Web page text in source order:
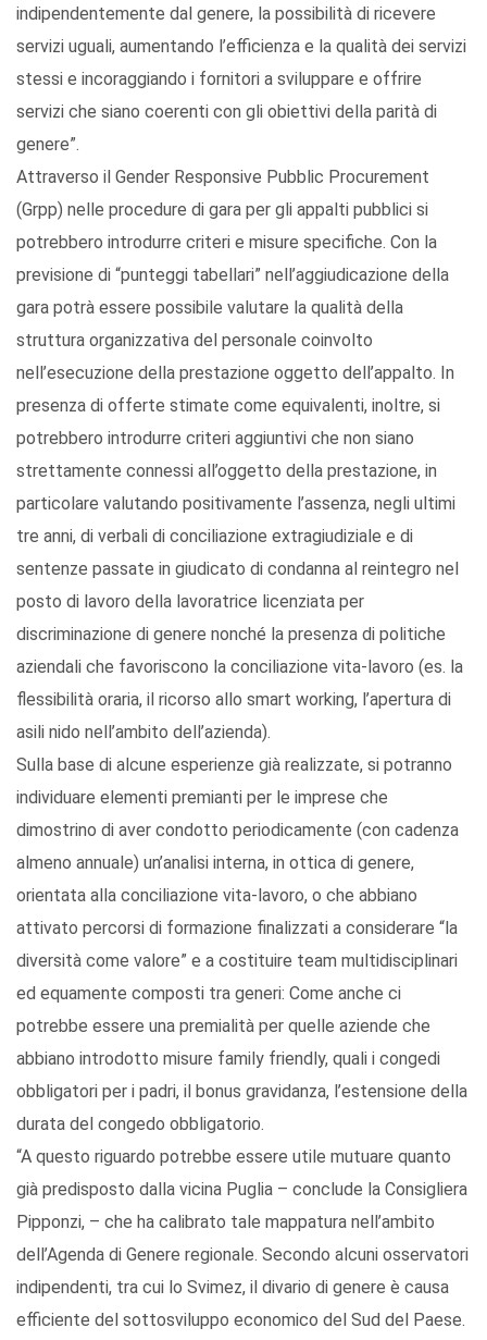
indipendentemente dal genere, la possibilità di ricevere
servizi uguali, aumentando l’efficienza e la qualità dei servizi
stessi e incoraggiando i fornitori a sviluppare e offrire
servizi che siano coerenti con gli obiettivi della parità di
genere”.
Attraverso il Gender Responsive Pubblic Procurement
(Grpp) nelle procedure di gara per gli appalti pubblici si
potrebbero introdurre criteri e misure specifiche. Con la
previsione di “punteggi tabellari” nell’aggiudicazione della
gara potrà essere possibile valutare la qualità della
struttura organizzativa del personale coinvolto
nell’esecuzione della prestazione oggetto dell’appalto. In
presenza di offerte stimate come equivalenti, inoltre, si
potrebbero introdurre criteri aggiuntivi che non siano
strettamente connessi all’oggetto della prestazione, in
particolare valutando positivamente l’assenza, negli ultimi
tre anni, di verbali di conciliazione extragiudiziale e di
sentenze passate in giudicato di condanna al reintegro nel
posto di lavoro della lavoratrice licenziata per
discriminazione di genere nonché la presenza di politiche
aziendali che favoriscono la conciliazione vita-lavoro (es. la
flessibilità oraria, il ricorso allo smart working, l’apertura di
asili nido nell’ambito dell’azienda).
Sulla base di alcune esperienze già realizzate, si potranno
individuare elementi premianti per le imprese che
dimostrino di aver condotto periodicamente (con cadenza
almeno annuale) un’analisi interna, in ottica di genere,
orientata alla conciliazione vita-lavoro, o che abbiano
attivato percorsi di formazione finalizzati a considerare “la
diversità come valore” e a costituire team multidisciplinari
ed equamente composti tra generi: Come anche ci
potrebbe essere una premialità per quelle aziende che
abbiano introdotto misure family friendly, quali i congedi
obbligatori per i padri, il bonus gravidanza, l’estensione della
durata del congedo obbligatorio.
“A questo riguardo potrebbe essere utile mutuare quanto
già predisposto dalla vicina Puglia – conclude la Consigliera
Pipponzi, – che ha calibrato tale mappatura nell’ambito
dell’Agenda di Genere regionale. Secondo alcuni osservatori
indipendenti, tra cui lo Svimez, il divario di genere è causa
efficiente del sottosviluppo economico del Sud del Paese.